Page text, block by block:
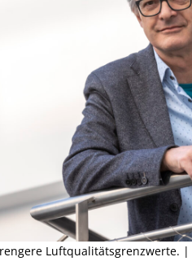
Luftqualitätsgrenzwerte.